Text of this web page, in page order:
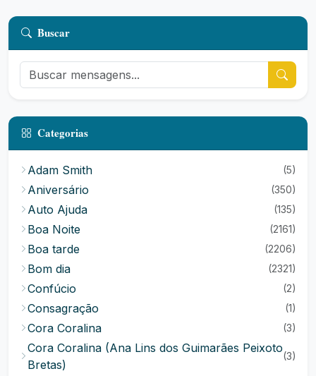
Buscar
Categorias
Adam Smith (5)
Aniversário (350)
Auto Ajuda (135)
Boa Noite (2161)
Boa tarde (2206)
Bom dia (2321)
Confúcio (2)
Consagração (1)
Cora Coralina (3)
Cora Coralina (Ana Lins dos Guimarães Peixoto
Bretas)
(3)